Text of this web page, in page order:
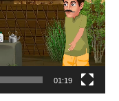
01:19